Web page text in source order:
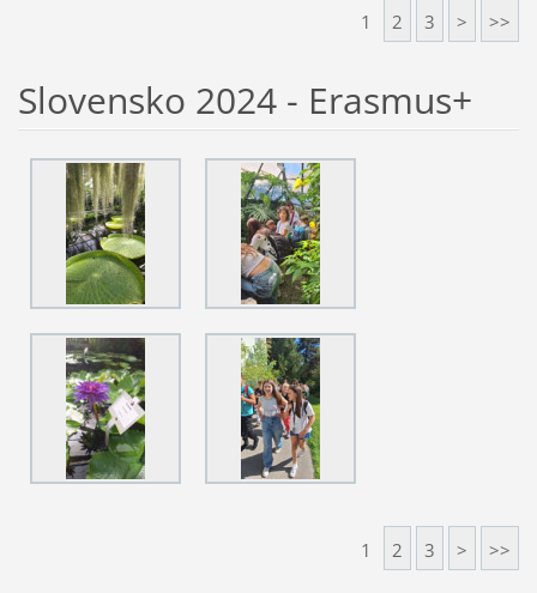
1 2 3 > >>
Slovensko 2024 - Erasmus+
1 2 3 > >>